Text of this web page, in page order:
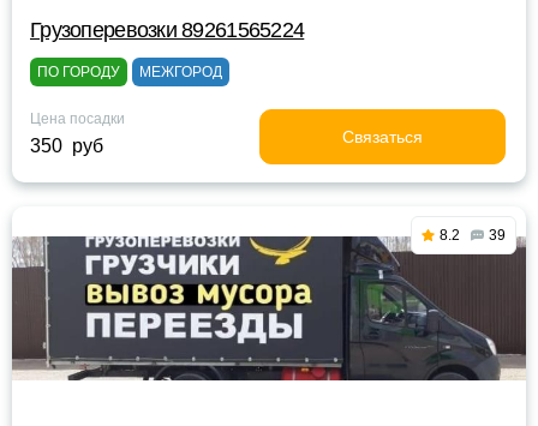
Грузоперевозки 89261565224
ПО ГОРОДУ МЕЖГОРОД
Цена посадки
350 руб Связаться
8.2 39